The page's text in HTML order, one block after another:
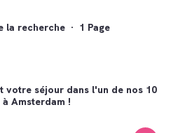
la recherche · 1 Page
votre séjour dans l'un de nos 10
Amsterdam !